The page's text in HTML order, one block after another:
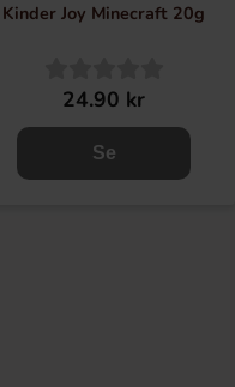
Kinder Joy Minecraft 20g
24.90 kr
Se